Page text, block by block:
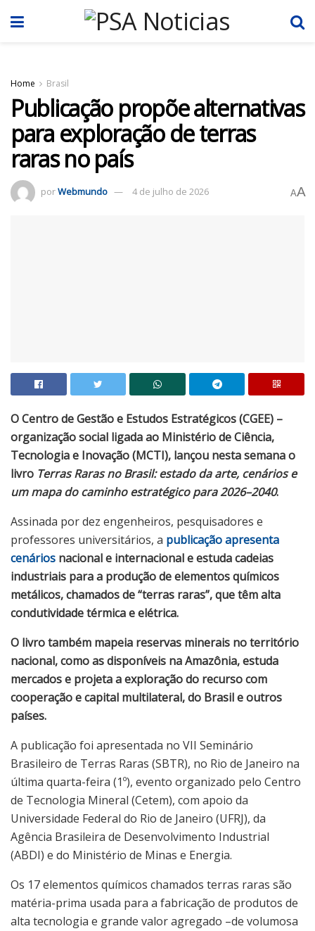
Home Brasil
Publicação propõe alternativas
para exploração de terras
raras no país
porWebmundo 4 de julho de 2026 AA
O Centro de Gestão e Estudos Estratégicos (CGEE) –
organização social ligada ao Ministério de Ciência,
Tecnologia e Inovação (MCTI), lançou nesta semana o
livro Terras Raras no Brasil: estado da arte, cenários e
um mapa do caminho estratégico para 2026–2040.
Assinada por dez engenheiros, pesquisadores e
professores universitários, a publicação apresenta
cenários nacional e internacional e estuda cadeias
industriais para a produção de elementos químicos
metálicos, chamados de “terras raras”, que têm alta
condutividade térmica e elétrica.
O livro também mapeia reservas minerais no território
nacional, como as disponíveis na Amazônia, estuda
mercados e projeta a exploração do recurso com
cooperação e capital multilateral, do Brasil e outros
países.
A publicação foi apresentada no VII Seminário
Brasileiro de Terras Raras (SBTR), no Rio de Janeiro na
última quarta-feira (1º), evento organizado pelo Centro
de Tecnologia Mineral (Cetem), com apoio da
Universidade Federal do Rio de Janeiro (UFRJ), da
Agência Brasileira de Desenvolvimento Industrial
(ABDI) e do Ministério de Minas e Energia.
Os 17 elementos químicos chamados terras raras são
matéria-prima usada para a fabricação de produtos de
alta tecnologia e grande valor agregado –de volumosa